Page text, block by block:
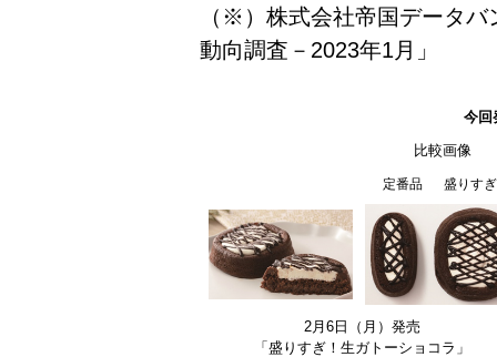
（※）株式会社帝国データ
動向調査－2023年1月」
今回
比較画像
定番品 盛りす
2月6日（月）発売
「盛りすぎ！生ガトーショコラ」